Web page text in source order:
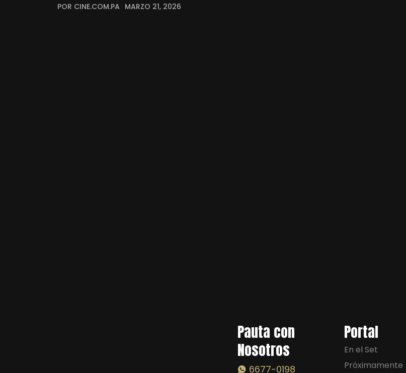
POR CINE.COM.PA MARZO 21, 2026
Pauta con
Nosotros
6677-0198
Portal
En el Set
Próximamente